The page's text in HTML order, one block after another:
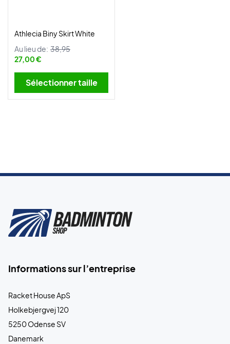
Athlecia Biny Skirt White
Au lieu de: 38,95
27,00 €
Sélectionner taille
Informations sur l’entreprise
Racket House ApS
Holkebjergvej 120
5250 Odense SV
Danemark